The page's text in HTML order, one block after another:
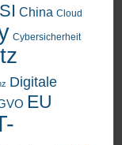
China Cloud
Cybersicherheit
Digitale
EU